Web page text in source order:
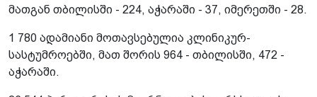
მათგან თბილისში - 224, აჭარაში - 37, იმერეთში - 28.
1 780 ადამიანი მოთავსებულია კლინიკურ-
სასტუმროებში, მათ შორის 964 - თბილისში, 472 -
აჭარაში.